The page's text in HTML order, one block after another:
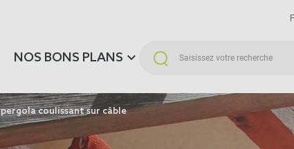
NOS BONS PLANS
coulissant sur câble